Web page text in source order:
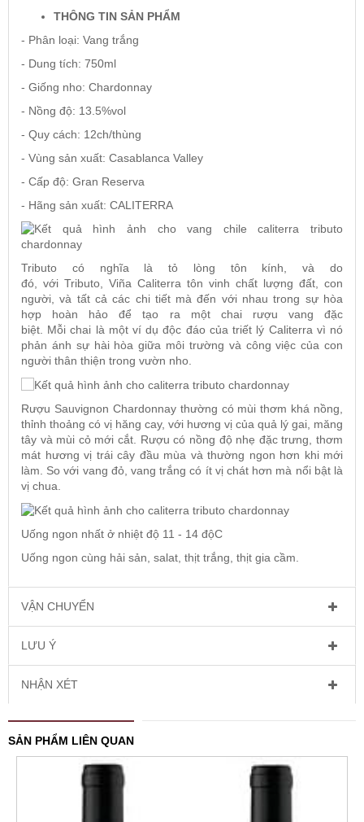
RƯỢU VANG ROMANIA GIÁ CỰC RẺ
RƯỢU VANG ĐỨC
THÔNG TIN SẢN PHẨM
- Phân loại: Vang trắng
- Dung tích: 750ml
- Giống nho: Chardonnay
- Nồng độ: 13.5%vol
- Quy cách: 12ch/thùng
- Vùng sản xuất: Casablanca Valley
- Cấp độ: Gran Reserva
- Hãng sản xuất: CALITERRA
Tributo
có nghĩa là tỏ lòng tôn kính, và do
đó, với Tributo, Viña Caliterra tôn vinh chất lượng đất, con
người, và tất cả các chi tiết mà đến với nhau trong sự hòa
hợp hoàn hảo để tạo ra một chai rượu vang đặc
biệt. Mỗi chai là một ví dụ độc đáo của triết lý Caliterra vì nó
phản ánh sự hài hòa giữa môi trường và công việc của con
người thân thiện trong vườn nho.
Rượu Sauvignon Chardonnay thường có mùi thơm khá nồng,
thỉnh thoảng có vị hăng cay, với hương vị của quả lý gai, măng
tây và mùi cỏ mới cắt. Rượu có nồng độ nhẹ đặc trưng, thơm
mát hương vị trái cây đầu mùa và thường ngon hơn khi mới
làm. So với vang đỏ, vang trắng có ít vị chát hơn mà nổi bật là
vị chua.
Uống ngon nhất ở nhiệt độ 11 - 14 độC
Uống ngon cùng hải sản, salat, thịt trắng, thịt gia cầm.
VẬN CHUYỂN
LƯU Ý
NHẬN XÉT
SẢN PHẨM LIÊN QUAN